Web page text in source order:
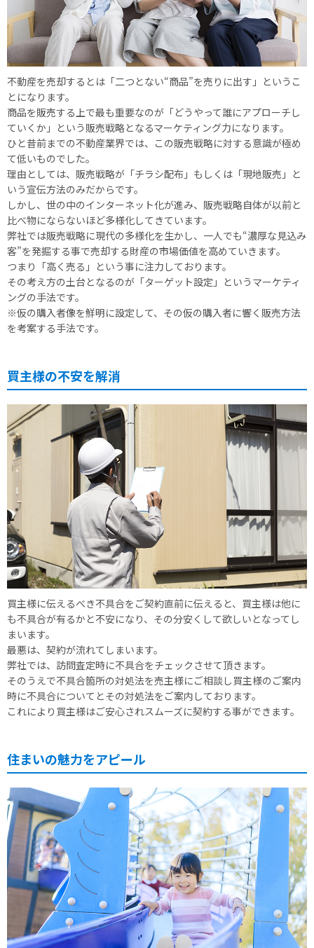
不動産を売却するとは「二つとない“商品”を売りに出す」というこ
とになります。
商品を販売する上で最も重要なのが「どうやって誰にアプローチし
ていくか」という販売戦略となるマーケティング力になります。
ひと昔前までの不動産業界では、この販売戦略に対する意識が極め
て低いものでした。
理由としては、販売戦略が「チラシ配布」もしくは「現地販売」と
いう宣伝方法のみだからです。
しかし、世の中のインターネット化が進み、販売戦略自体が以前と
比べ物にならないほど多様化してきています。
弊社では販売戦略に現代の多様化を生かし、一人でも“濃厚な見込み
客”を発掘する事で売却する財産の市場価値を高めていきます。
つまり「高く売る」という事に注力しております。
その考え方の土台となるのが「ターゲット設定」というマーケティ
ングの手法です。
※仮の購入者像を鮮明に設定して、その仮の購入者に響く販売方法
を考案する手法です。
買主様の不安を解消
買主様に伝えるべき不具合をご契約直前に伝えると、買主様は他に
も不具合が有るかと不安になり、その分安くして欲しいとなってし
まいます。
最悪は、契約が流れてしまいます。
弊社では、訪問査定時に不具合をチェックさせて頂きます。
そのうえで不具合箇所の対処法を売主様にご相談し買主様のご案内
時に不具合についてとその対処法をご案内しております。
これにより買主様はご安心されスムーズに契約する事ができます。
住まいの魅力をアピール